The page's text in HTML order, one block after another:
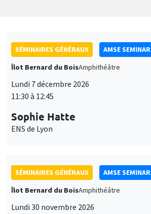
SÉMINAIRES GÉNÉRAUX
AMSE SEMINAR
Îlot Bernard du BoisAmphithéâtre
Lundi 7 décembre 2026
11:30 à 12:45
Sophie Hatte
ENS de Lyon
SÉMINAIRES GÉNÉRAUX
AMSE SEMINAR
Îlot Bernard du BoisAmphithéâtre
Lundi 30 novembre 2026